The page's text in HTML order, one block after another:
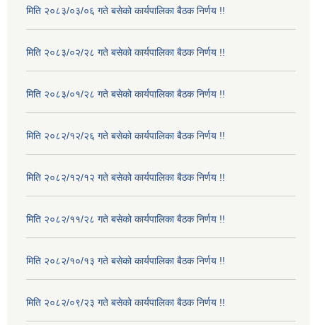
मिति २०८३/०३/०६ गते बसेको कार्यपालिका बैठक निर्णय !!
मिति २०८३/०२/२८ गते बसेको कार्यपालिका बैठक निर्णय !!
मिति २०८३/०१/२८ गते बसेको कार्यपालिका बैठक निर्णय !!
मिति २०८२/१२/२६ गते बसेको कार्यपालिका बैठक निर्णय !!
मिति २०८२/१२/१२ गते बसेको कार्यपालिका बैठक निर्णय !!
मिति २०८२/११/२८ गते बसेको कार्यपालिका बैठक निर्णय !!
मिति २०८२/१०/१३ गते बसेको कार्यपालिका बैठक निर्णय !!
मिति २०८२/०९/२३ गते बसेको कार्यपालिका बैठक निर्णय !!